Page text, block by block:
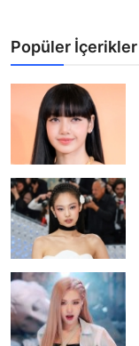
Popüler İçerikler